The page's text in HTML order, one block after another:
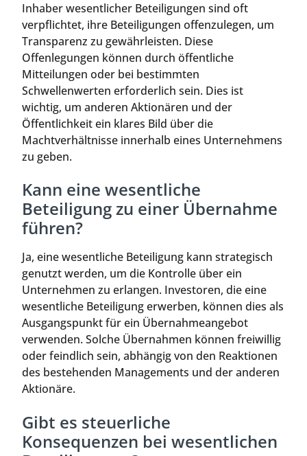
Inhaber wesentlicher Beteiligungen sind oft
verpflichtet, ihre Beteiligungen offenzulegen, um
Transparenz zu gewährleisten. Diese
Offenlegungen können durch öffentliche
Mitteilungen oder bei bestimmten
Schwellenwerten erforderlich sein. Dies ist
wichtig, um anderen Aktionären und der
Öffentlichkeit ein klares Bild über die
Machtverhältnisse innerhalb eines Unternehmens
zu geben.
Kann eine wesentliche
Beteiligung zu einer Übernahme
führen?
Ja, eine wesentliche Beteiligung kann strategisch
genutzt werden, um die Kontrolle über ein
Unternehmen zu erlangen. Investoren, die eine
wesentliche Beteiligung erwerben, können dies als
Ausgangspunkt für ein Übernahmeangebot
verwenden. Solche Übernahmen können freiwillig
oder feindlich sein, abhängig von den Reaktionen
des bestehenden Managements und der anderen
Aktionäre.
Gibt es steuerliche
Konsequenzen bei wesentlichen